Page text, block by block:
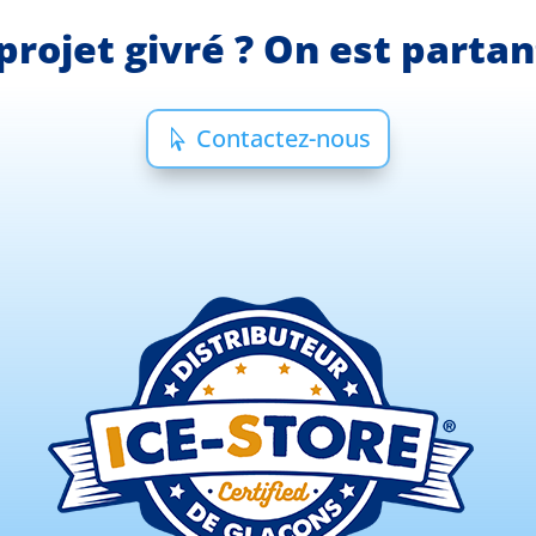
givré ? On est
Contactez-nous